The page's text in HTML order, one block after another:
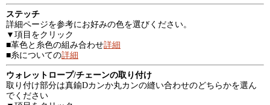
ステッチ
詳細ページを参考にお好みの色を選びください。
▼項目をクリック
■革色と糸色の組み合わせ詳細
■糸についての詳細
ウォレットロープ/チェーンの取り付け
取り付け部分は真鍮Dカンか丸カンの縫い合わせのどちらかを選ん
でください